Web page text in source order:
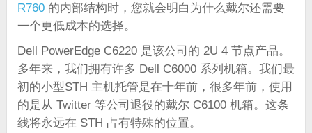
R760的内部结构时，您就会明白为什么戴尔还需要
一个更低成本的选择。
Dell PowerEdge C6220 是该公司的 2U 4 节点产品。
多年来，我们拥有许多 Dell C6000 系列机箱。我们最
初的小型STH 主机托管是在十年前，很多年前，使用
的是从 Twitter 等公司退役的戴尔 C6100 机箱。这条
线将永远在 STH 占有特殊的位置。